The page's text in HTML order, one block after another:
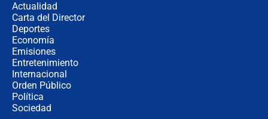
Actualidad
Carta del Director
Deportes
Economía
Emisiones
Entretenimiento
Internacional
Orden Público
Política
Sociedad